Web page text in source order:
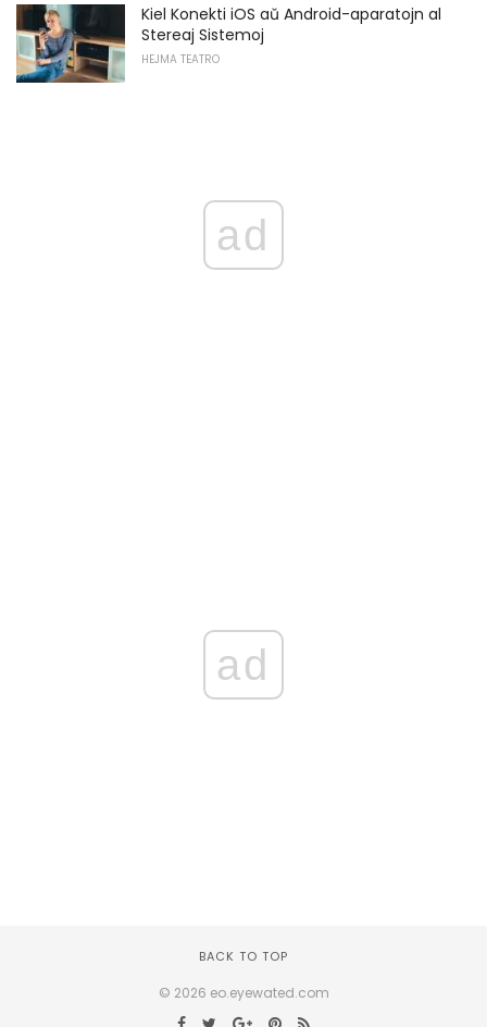
Kiel Konekti iOS aŭ Android-aparatojn al
Stereaj Sistemoj
HEJMA TEATRO
ad
ad
BACK TO TOP
© 2026 eo.eyewated.com